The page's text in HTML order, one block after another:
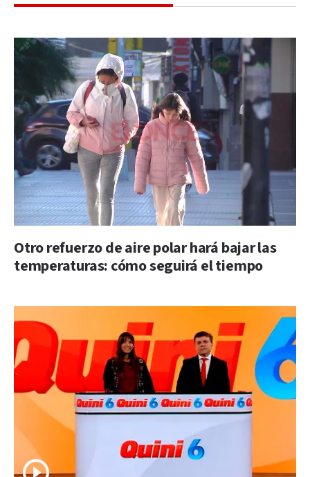
Otro refuerzo de aire polar hará bajar las
temperaturas: cómo seguirá el tiempo